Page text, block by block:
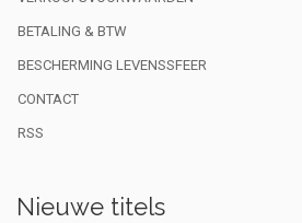
BETALING & BTW
BESCHERMING LEVENSSFEER
CONTACT
RSS
Nieuwe titels